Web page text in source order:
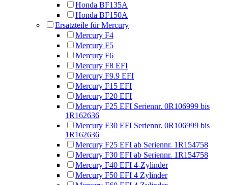
Honda BF135A
Honda BF150A
Ersatzteile für Mercury
Mercury F4
Mercury F5
Mercury F6
Mercury F8 EFI
Mercury F9.9 EFI
Mercury F15 EFI
Mercury F20 EFI
Mercury F25 EFI Seriennr. 0R106999 bis
1R162636
Mercury F30 EFI Seriennr. 0R106999 bis
1R162636
Mercury F25 EFI ab Seriennr. 1R154758
Mercury F30 EFI ab Seriennr. 1R154758
Mercury F40 EFI 4-Zylinder
Mercury F50 EFI 4 Zylinder